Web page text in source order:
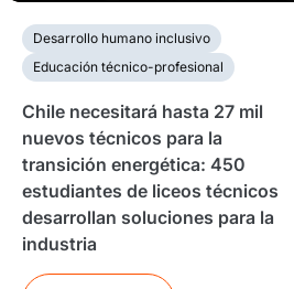
Desarrollo humano inclusivo
Educación técnico-profesional
Chile necesitará hasta 27 mil
nuevos técnicos para la
transición energética: 450
estudiantes de liceos técnicos
desarrollan soluciones para la
industria